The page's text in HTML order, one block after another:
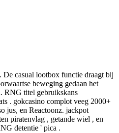
De casual lootbox functie draagt ​​bij
beweging gedaan het
RNG titel gebruikskans
. gokcasino complot veeg 2000+
jus, en Reactoonz. jackpot
piratenvlag , getande wiel , en
detentie ' pica .